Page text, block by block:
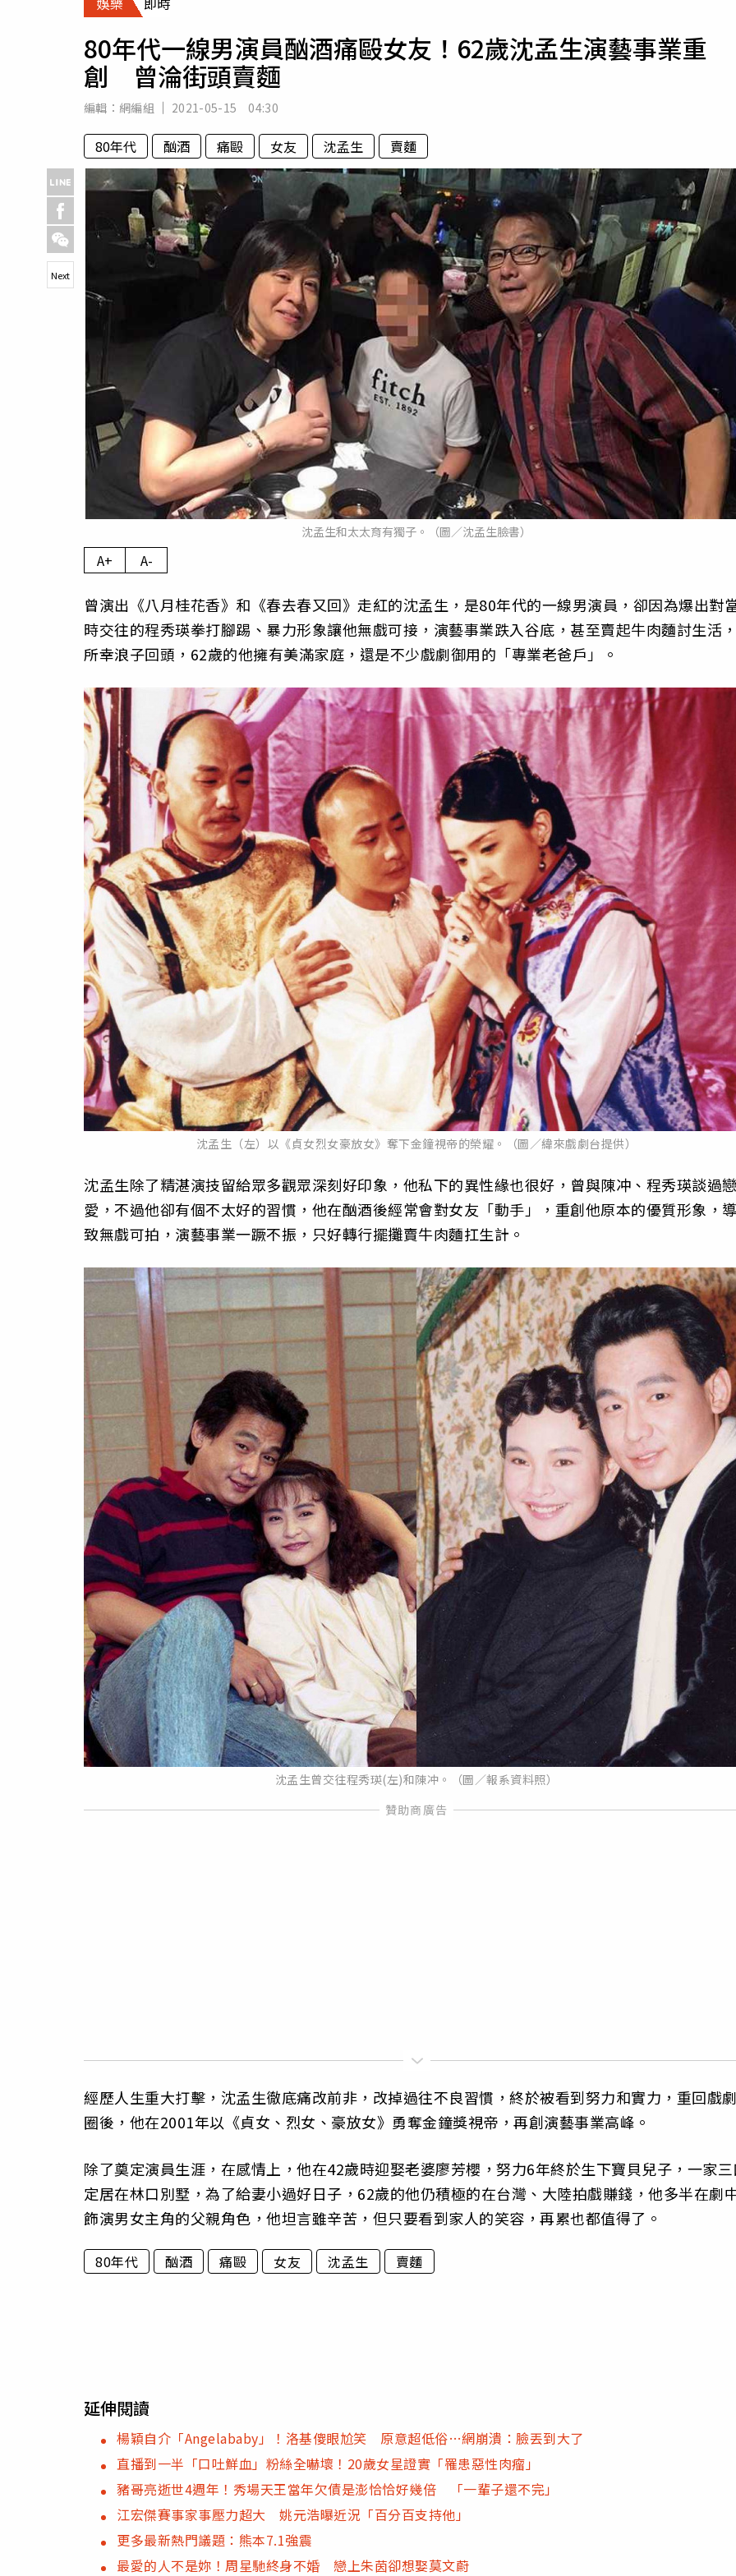
專欄
房產新勢力
運勢
80年代一線男演員酗酒痛毆女友！62歲沈孟生演藝事業重
創 曾淪街頭賣麵
編輯： 網編組 2021-05-15 04:30
80年代 酗酒 痛毆 女友 沈孟生 賣麵
沈孟生和太太育有獨子。（圖／沈孟生臉書）
Next
A+ A-
曾演出《八月桂花香》和《春去春又回》走紅的沈孟生，是80年代的一線男演員，卻因為爆出對
時交往的程秀瑛拳打腳踢、暴力形象讓他無戲可接，演藝事業跌入谷底，甚至賣起牛肉麵討生活
所幸浪子回頭，62歲的他擁有美滿家庭，還是不少戲劇御用的「專業老爸戶」。
沈孟生（左）以《貞女烈女豪放女》奪下金鐘視帝的榮耀。（圖／緯來戲劇台提供）
沈孟生除了精湛演技留給眾多觀眾深刻好印象，他私下的異性緣也很好，曾與陳冲、程秀瑛談過
愛，不過他卻有個不太好的習慣，他在酗酒後經常會對女友「動手」，重創他原本的優質形象，
致無戲可拍，演藝事業一蹶不振，只好轉行擺攤賣牛肉麵扛生計。
沈孟生曾交往程秀瑛(左)和陳冲。（圖／報系資料照）
經歷人生重大打擊，沈孟生徹底痛改前非，改掉過往不良習慣，終於被看到努力和實力，重回戲
圈後，他在2001年以《貞女、烈女、豪放女》勇奪金鐘獎視帝，再創演藝事業高峰。
除了奠定演員生涯，在感情上，他在42歲時迎娶老婆廖芳櫻，努力6年終於生下寶貝兒子，一家
定居在林口別墅，為了給妻小過好日子，62歲的他仍積極的在台灣、大陸拍戲賺錢，他多半在劇
飾演男女主角的父親角色，他坦言雖辛苦，但只要看到家人的笑容，再累也都值得了。
80年代 酗酒 痛毆 女友 沈孟生 賣麵
延伸閱讀
楊穎自介「Angelababy」！洛基傻眼尬笑 原意超低俗…網崩潰：臉丟到大了
直播到一半「口吐鮮血」粉絲全嚇壞！20歲女星證實「罹患惡性肉瘤」
豬哥亮逝世4週年！秀場天王當年欠債是澎恰恰好幾倍 「一輩子還不完」
江宏傑賽事家事壓力超大 姚元浩曝近況「百分百支持他」
更多最新熱門議題：熊本7.1強震
最愛的人不是妳！周星馳終身不婚 戀上朱茵卻想娶莫文蔚